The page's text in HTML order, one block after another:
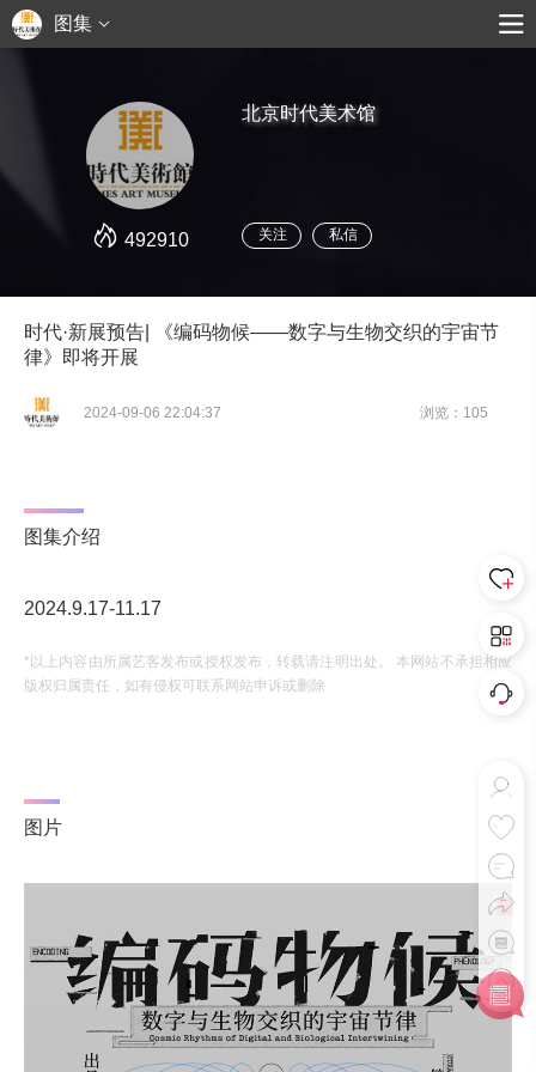
图集
492910
北京时代美术馆
关注 私信
时代·新展预告| 《编码物候——数字与生物交织的宇宙节
律》即将开展
2024-09-06 22:04:37 浏览：105
图集介绍
2024.9.17-11.17
*以上内容由所属艺客发布或授权发布，转载请注明出处。 本网站不承担相应
版权归属责任，如有侵权可联系网站申诉或删除
图片